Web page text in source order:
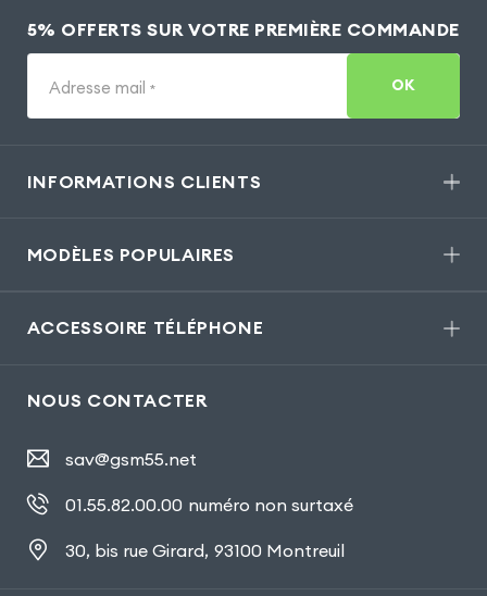
5% OFFERTS SUR VOTRE PREMIÈRE COMMANDE
Adresse mail * OK
INFORMATIONS CLIENTS
MODÈLES POPULAIRES
ACCESSOIRE TÉLÉPHONE
NOUS CONTACTER
sav@gsm55.net
01.55.82.00.00 numéro non surtaxé
30, bis rue Girard, 93100 Montreuil